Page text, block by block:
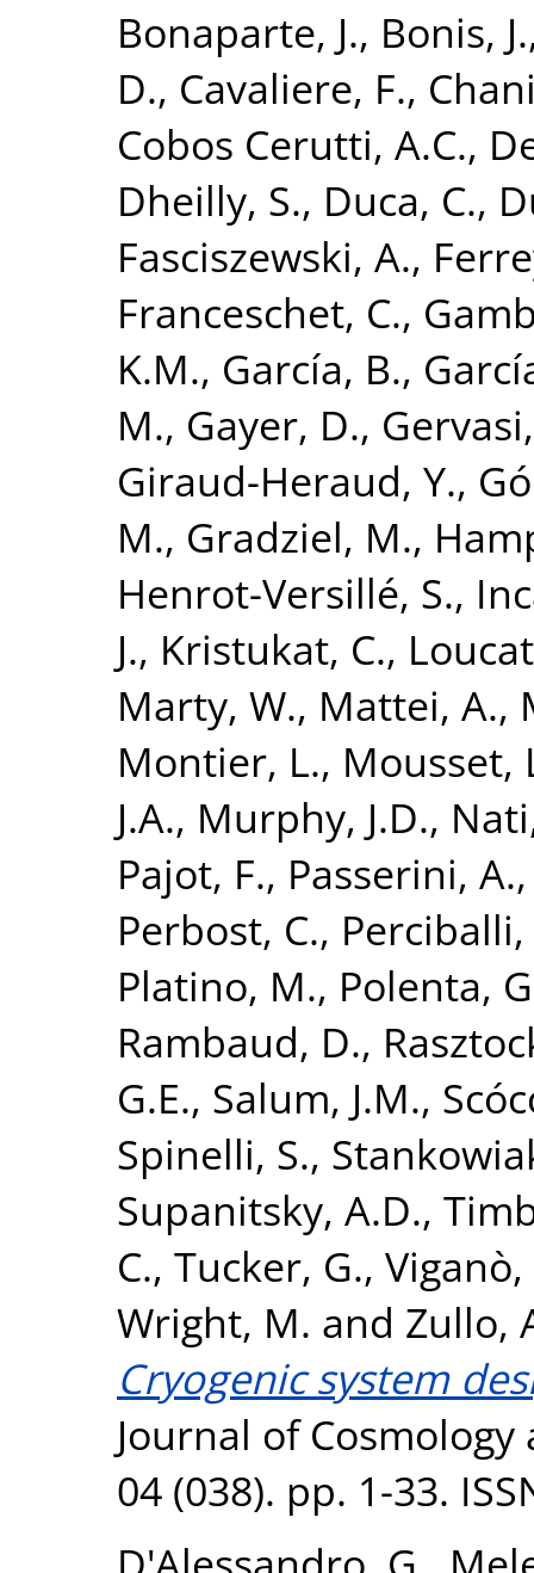
Bonaparte, J., Bonis, J.
D., Cavaliere, F.,
Cobos Cerutti, A.C.,
Dheilly, S., Duca, C.,
Fasciszewski, A.,
Franceschet, C.,
K.M., García, B.,
M., Gayer, D.,
Giraud-Heraud, Y.,
M., Gradziel, M.,
Henrot-Versillé, S.,
J., Kristukat, C.,
Marty, W., Mattei, A.,
Montier, L., Mousset,
J.A., Murphy, J.D.,
Pajot, F., Passerini, A.
Perbost, C.,
Platino, M., Polenta,
Rambaud, D.,
G.E., Salum, J.M.,
Spinelli, S.,
Supanitsky, A.D.,
C., Tucker, G., Viganò,
Wright, M. and Zullo,
Cryogenic system
Journal of
04 (038). pp. 1-33.